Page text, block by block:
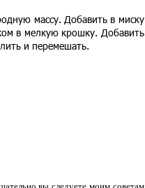
массу. Добавить в миску
в мелкую крошку. Добавить
и перемешать.